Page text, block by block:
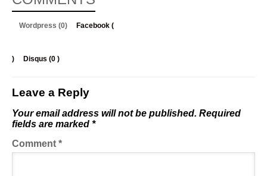
Wordpress (0) Facebook (
) Disqus (0 )
Leave a Reply
Your email address will not be published. Required
fields are marked *
Comment *